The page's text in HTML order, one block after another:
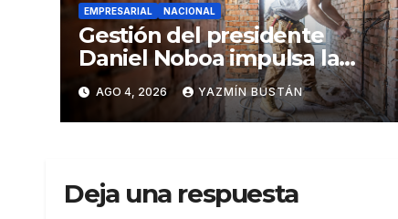
EMPRESARIAL NACIONAL
Gestión del presidente
Daniel Noboa impulsa la
economía: ventas superan
los USD 25.600 millones y
crecen 16,7% en julio
AGO 4, 2026 YAZMÍN BUSTÁN
Deja una respuesta